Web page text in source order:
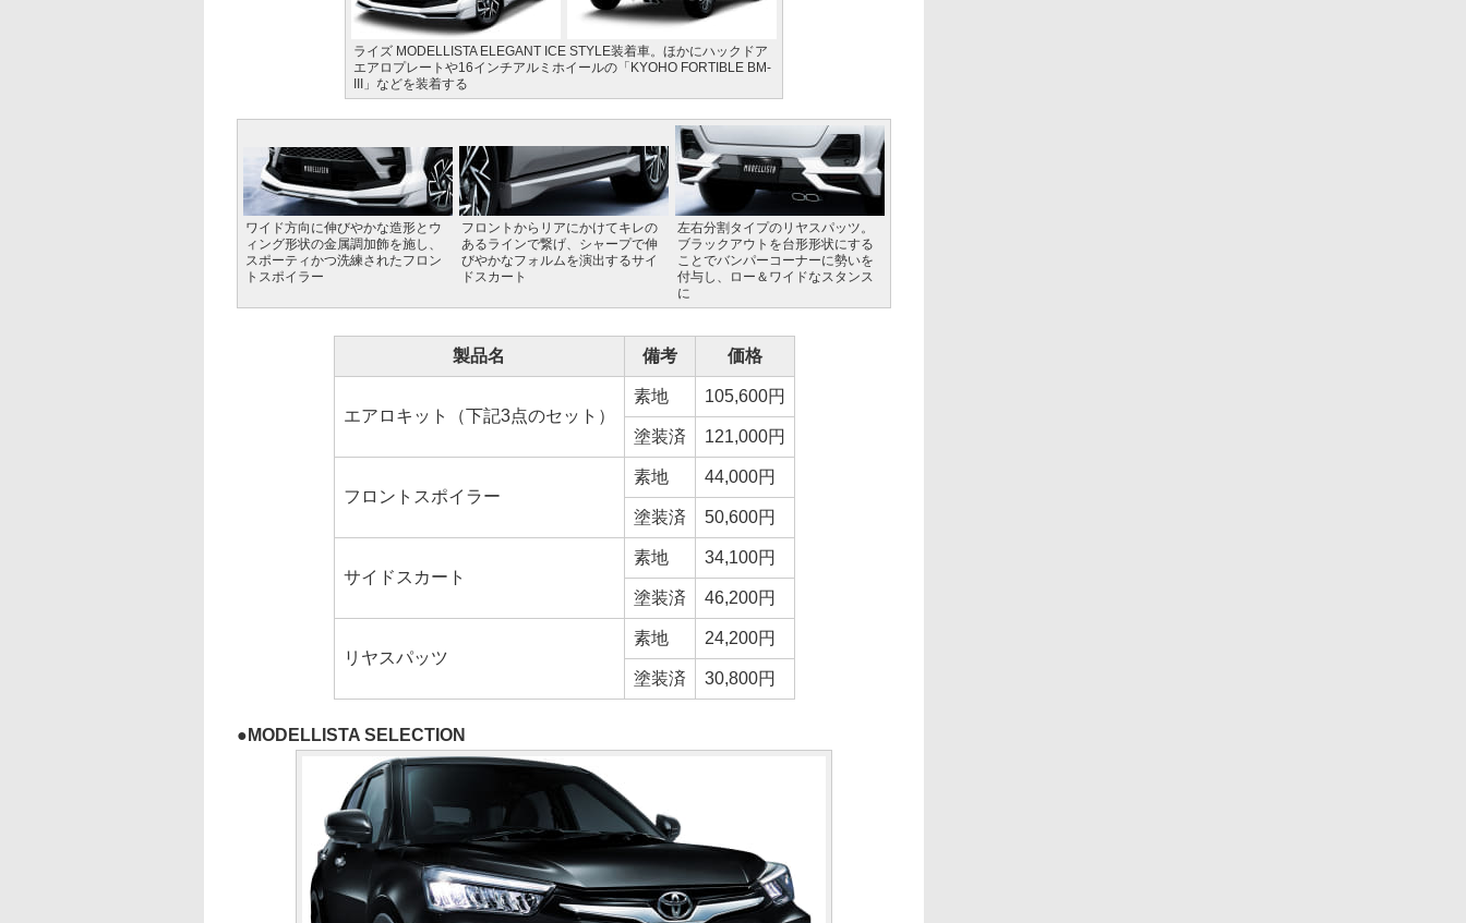
ライズ MODELLISTA ELEGANT ICE STYLE装着車。ほかにハックドア
エアロプレートや16インチアルミホイールの「KYOHO FORTIBLE BM-
III」などを装着する
ワイド方向に伸びやかな造形とウ
ィング形状の金属調加飾を施し、
スポーティかつ洗練されたフロン
トスポイラー
フロントからリアにかけてキレの
あるラインで繋げ、シャープで伸
びやかなフォルムを演出するサイ
ドスカート
左右分割タイプのリヤスパッツ。
ブラックアウトを台形形状にする
ことでバンパーコーナーに勢いを
付与し、ロー＆ワイドなスタンス
に
製品名 備考 価格
エアロキット（下記3点のセット）
素地 105,600円
塗装済 121,000円
フロントスポイラー
素地 44,000円
塗装済 50,600円
サイドスカート
素地 34,100円
塗装済 46,200円
リヤスパッツ
素地 24,200円
塗装済 30,800円
MODELLISTA SELECTION